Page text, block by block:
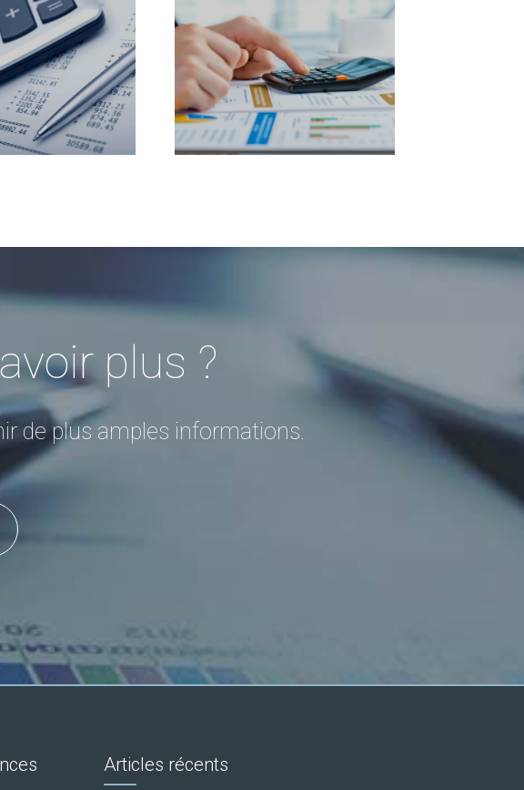
plus ?
de plus amples informations.
Articles récents